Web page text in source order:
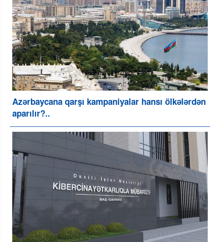
Azərbaycana qarşı kampaniyalar hansı ölkələrdən
aparılır?..